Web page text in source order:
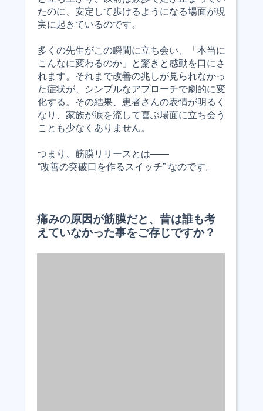
たのに、安定して歩けるようになる場面が現
実に起きているのです。
多くの先生がこの瞬間に立ち会い、「本当に
こんなに変わるのか」と驚きと感動を口にさ
れます。それまで改善の兆しが見られなかっ
た症状が、シンプルなアプローチで劇的に変
化する。その結果、患者さんの表情が明るく
なり、家族が涙を流して喜ぶ場面に立ち会う
ことも少なくありません。
つまり、筋膜リリースとは――
“改善の突破口を作るスイッチ” なのです。
痛みの原因が筋膜だと、昔は誰も考
えていなかった事をご存じですか？